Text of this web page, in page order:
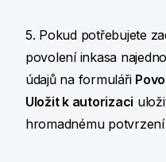
5. Pokud potřebujete
povolení inkasa
údajů na formuláři
Uložit k autorizaci
hromadnému